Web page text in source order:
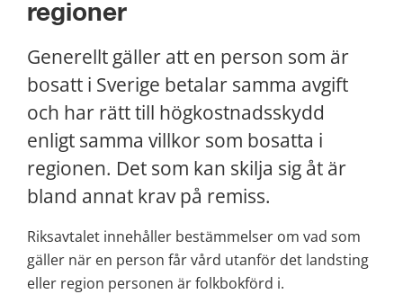
regioner
Generellt gäller att en person som är
bosatt i Sverige betalar samma avgift
och har rätt till högkostnadsskydd
enligt samma villkor som bosatta i
regionen. Det som kan skilja sig åt är
bland annat krav på remiss.
Riksavtalet innehåller bestämmelser om vad som
gäller när en person får vård utanför det landsting
eller region personen är folkbokförd i.